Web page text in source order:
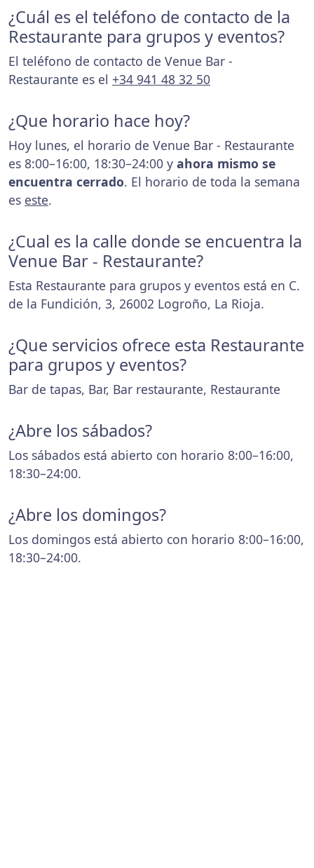
¿Cuál es el teléfono de contacto de la
Restaurante para grupos y eventos?
El teléfono de contacto de Venue Bar -
Restaurante es el +34 941 48 32 50
¿Que horario hace hoy?
Hoy lunes, el horario de Venue Bar - Restaurante
es 8:00–16:00, 18:30–24:00 y ahora mismo se
encuentra cerrado. El horario de toda la semana
es este.
¿Cual es la calle donde se encuentra la
Venue Bar - Restaurante?
Esta Restaurante para grupos y eventos está en C.
de la Fundición, 3, 26002 Logroño, La Rioja.
¿Que servicios ofrece esta Restaurante
para grupos y eventos?
Bar de tapas, Bar, Bar restaurante, Restaurante
¿Abre los sábados?
Los sábados está abierto con horario 8:00–16:00,
18:30–24:00.
¿Abre los domingos?
Los domingos está abierto con horario 8:00–16:00,
18:30–24:00.